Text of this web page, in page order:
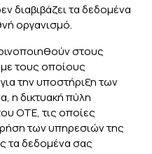
διαβιβάζει τα δεδομένα
οργανισμό.
στους
με τους οποίους
την υποστήριξη των
η δικτυακή πύλη
ΟΤΕ, τις οποίες
των υπηρεσιών της
τα δεδομένα σας